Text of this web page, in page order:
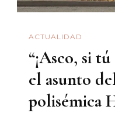
ACTUALIDAD
“¡Asco, si
el asunto
polisémica